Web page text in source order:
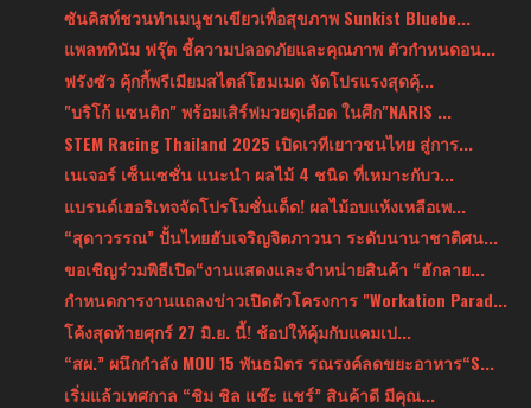
ซันคิสท์ชวนทำเมนูชาเขียวเพื่อสุขภาพ Sunkist Bluebe...
แพลททินัม ฟรุ๊ต ชี้ความปลอดภัยและคุณภาพ ตัวกำหนดอน...
ฟรังซัว คุ้กกี้พรีเมียมสไตล์โฮมเมด จัดโปรแรงสุดคุ้...
"บริโก้ แซนติก" พร้อมเสิร์ฟมวยดุเดือด ในศึก"NARIS ...
STEM Racing Thailand 2025 เปิดเวทีเยาวชนไทย สู่การ...
เนเจอร์ เซ็นเซชั่น แนะนำ ผลไม้ 4 ชนิด ที่เหมาะกับว...
แบรนด์เฮอริเทจจัดโปรโมชั่นเด็ด! ผลไม้อบแห้งเหลือเพ...
“สุดาวรรณ” ปั้นไทยฮับเจริญจิตภาวนา ระดับนานาชาติศน...
ขอเชิญร่วมพิธีเปิด“งานแสดงและจำหน่ายสินค้า “ฮักลาย...
กำหนดการงานแถลงข่าวเปิดตัวโครงการ "Workation Parad...
โค้งสุดท้ายศุกร์ 27 มิ.ย. นี้! ช้อปให้คุ้มกับแคมเป...
“สผ.” ผนึกกำลัง MOU 15 พันธมิตร รณรงค์ลดขยะอาหาร“S...
เริ่มแล้วเทศกาล “ชิม ชิล แช๊ะ แชร์” สินค้าดี มีคุณ...